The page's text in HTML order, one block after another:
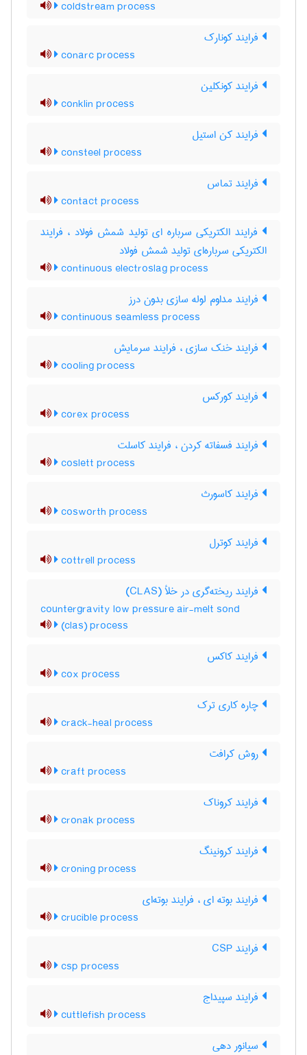
coldstream process
فرایند کونارک
conarc process
فرایند کونکلین
conklin process
فرایند کن استیل
consteel process
فرایند تماس
contact process
فرایند الکتریکی سرباره ای تولید شمش فولاد ، فرایند
الکتریکی سرباره‌ای تولید شمش فولاد
continuous electroslag process
فرایند مداوم لوله سازی بدون درز
continuous seamless process
فرایند خنک سازی ، فرایند سرمایش
cooling process
فرایند کورکس
corex process
فرایند فسفاته کردن ، فرایند کاسلت
coslett process
فرایند کاسورث
cosworth process
فرایند کوترل
cottrell process
فرایند ریخته‌گری در خلأ (CLAS)
countergravity low pressure air-melt sond
(clas) process
فرایند کاکس
cox process
چاره کاری ترک
crack-heal process
روش کرافت
craft process
فرایند کروناک
cronak process
فرایند کرونینگ
croning process
فرایند بوته ای ، فرایند بوته‌ای
crucible process
فرایند CSP
csp process
فرایند سپیداج
cuttlefish process
سیانور دهی